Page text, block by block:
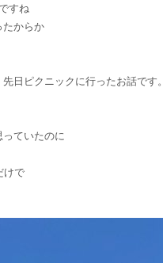
すね
たからか
日ピクニックに行ったお話です。
ていたのに
けで